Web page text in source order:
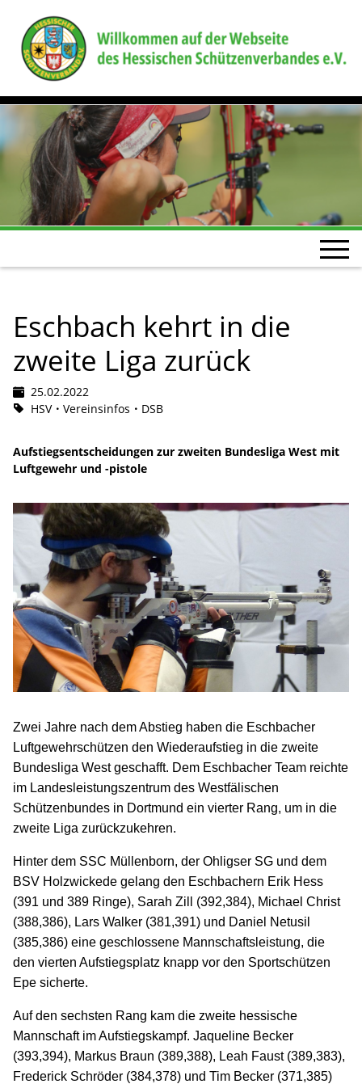
Eschbach kehrt in die
zweite Liga zurück
25.02.2022
HSV
Vereinsinfos DSB
Aufstiegsentscheidungen zur zweiten Bundesliga West mit
Luftgewehr und -pistole
Zwei Jahre nach dem Abstieg haben die Eschbacher
Luftgewehrschützen den Wiederaufstieg in die zweite
Bundesliga West geschafft. Dem Eschbacher Team reichte
im Landesleistungszentrum des Westfälischen
Schützenbundes in Dortmund ein vierter Rang, um in die
zweite Liga zurückzukehren.
Hinter dem SSC Müllenborn, der Ohligser SG und dem
BSV Holzwickede gelang den Eschbachern Erik Hess
(391 und 389 Ringe), Sarah Zill (392,384), Michael Christ
(388,386), Lars Walker (381,391) und Daniel Netusil
(385,386) eine geschlossene Mannschaftsleistung, die
den vierten Aufstiegsplatz knapp vor den Sportschützen
Epe sicherte.
Auf den sechsten Rang kam die zweite hessische
Mannschaft im Aufstiegskampf. Jaqueline Becker
(393,394), Markus Braun (389,388), Leah Faust (389,383),
Frederick Schröder (384,378) und Tim Becker (371,385)